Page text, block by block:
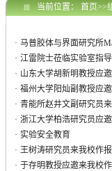
当前位置： 首页>>
· 马普胶体与界面研究所
· 江雷院士莅临实验室指
· 山东大学胡新明教授应
· 福州大学阳灿副教授应
· 青能所赵井文副研究员
· 浙江大学柏浩研究员应
· 实验安全教育
· 王树涛研究员来我校作
· 于存明教授应邀来我校